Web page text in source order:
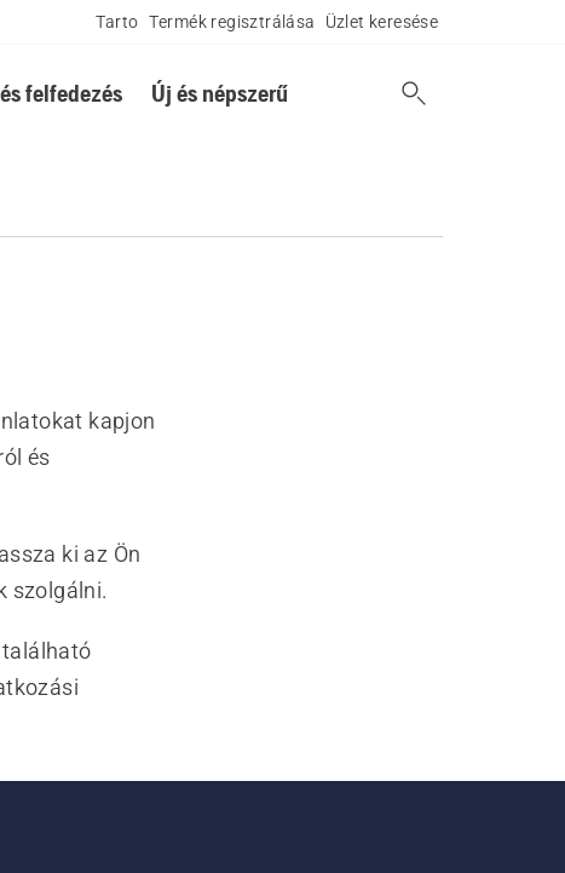
Tarto Termék regisztrálása Üzlet keresése
felfedezés Új és népszerű
kapjon
és
ki az Ön
szolgálni.